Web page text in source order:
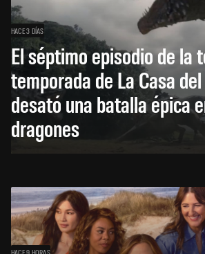
HACE 3 DÍAS
El séptimo episodio de la
temporada de La Casa
desató una batalla épica
dragones
HACE 9 HORAS